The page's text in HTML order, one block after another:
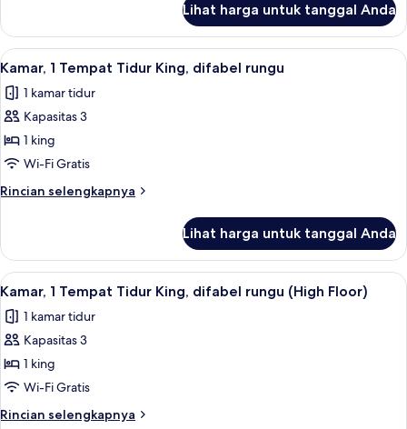
(High
Floor)
Kamar,
Tempat
King
(High
Lihat harga untuk tanggal Anda
Lihat
semua
foto
untuk
Kamar,
1
Tempat
Tidur
difabel
rungu
Brankas, meja kerja, ruang kerja
8
Kamar, 1 Tempat Tidur King, difabel rungu
1 kamar tidur
Kapasitas 3
1 king
Wi-Fi Gratis
Rincian selengkapnya
Rincian
Kamar,
Tempat
King,
difabel
Lihat harga untuk tanggal Anda
Lihat
semua
foto
untuk
Kamar,
1
Tempat
Brankas, meja kerja, ruang kerja
5
Kamar, 1 Tempat Tidur King, difabel rungu (High Floor)
1 kamar tidur
Kapasitas 3
1 king
Wi-Fi Gratis
Rincian selengkapnya
Rincian